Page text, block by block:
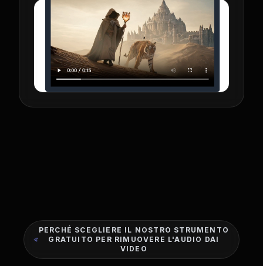
PERCHÉ SCEGLIERE IL NOSTRO STRUMENTO
GRATUITO PER RIMUOVERE L'AUDIO DAI
VIDEO